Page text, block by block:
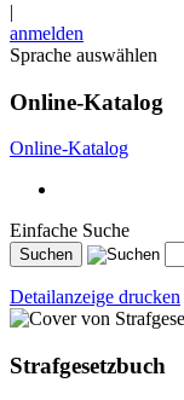
|
anmelden
Sprache auswählen
Online-Katalog
Online-Katalog
Einfache Suche
Detailanzeige drucken
Strafgesetzbuch